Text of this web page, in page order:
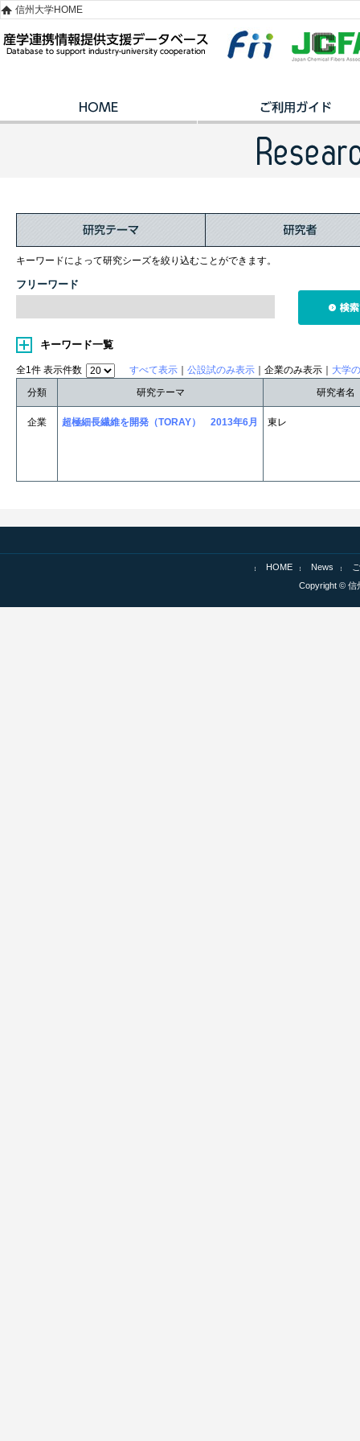
信州大学HOME
キーワードによって研究シーズを絞り込むことができます。
フリーワード
キーワード一覧
全1件 表示件数 すべて表示 公設試のみ表示 ｜企業のみ表示｜ 大学
分類
研究テーマ 研究者名
企業 超極細長繊維を開発（TORAY） 2013年6月 東レ
HOME News
Copyright © 信